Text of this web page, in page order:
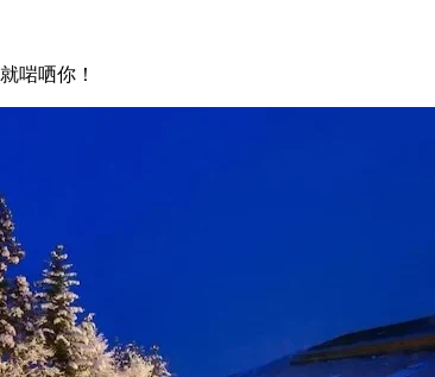
就啱哂你！